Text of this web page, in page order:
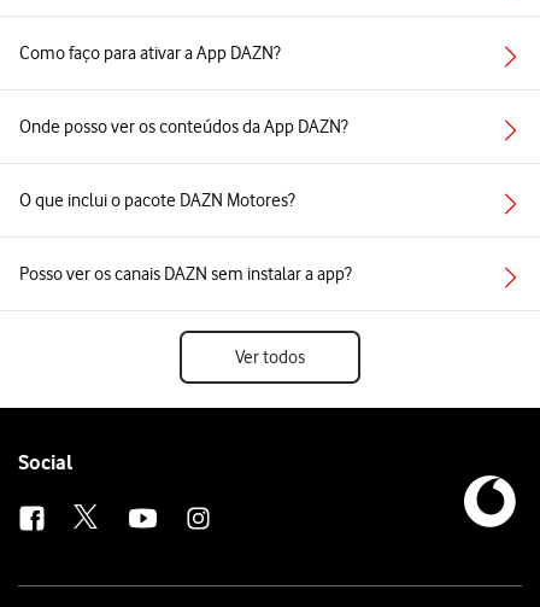
Como faço para ativar a App DAZN?
Onde posso ver os conteúdos da App DAZN?
O que inclui o pacote DAZN Motores?
Posso ver os canais DAZN sem instalar a app?
Ver todos
Follow
Social